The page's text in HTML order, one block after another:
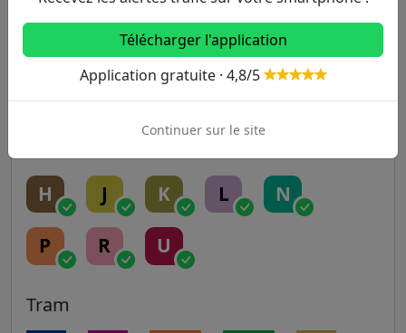
B C
H J K L N
P R U
Tram
Télécharger l'application
Application gratuite · 4,8/5
Continuer sur le site